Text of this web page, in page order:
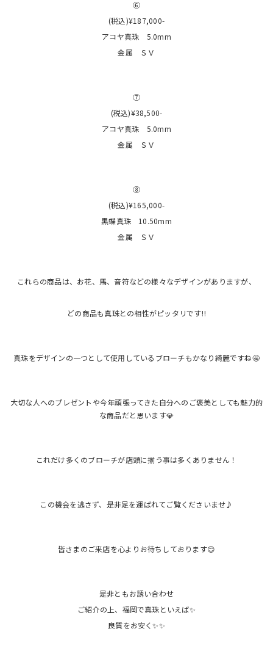
⑥
(税込)¥187,000-
アコヤ真珠 5.0mm
金属 ＳＶ
⑦
(税込)¥38,500-
アコヤ真珠 5.0mm
金属 ＳＶ
⑧
(税込)¥165,000-
黒蝶真珠 10.50mm
金属 ＳＶ
これらの商品は、お花、馬、音符などの様々なデザインがありますが、
どの商品も真珠との相性がピッタリです‼️
真珠をデザインの一つとして使用しているブローチもかなり綺麗ですね🤩
大切な人へのプレゼントや今年頑張ってきた自分へのご褒美としても魅力的
な商品だと思います💎
これだけ多くのブローチが店頭に揃う事は多くありません！
この機会を逃さず、是非足を運ばれてご覧くださいませ♪
皆さまのご来店を心よりお待ちしております😊
是非ともお誘い合わせ
ご紹介の上、福岡で真珠といえば✨
良質をお安く✨✨